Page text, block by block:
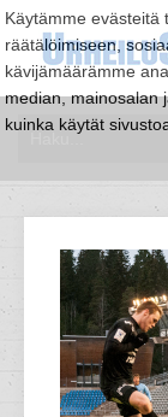
Käytämme evästeitä
räätälöimiseen,
kävijämäärämme
median, mainosalan
kuinka käytät